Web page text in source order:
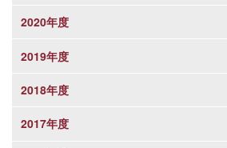
2020年度
2019年度
2018年度
2017年度